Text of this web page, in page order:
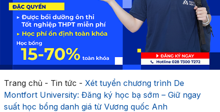
Trang chủ- Tin tức - Xét tuyển chương trình De
Montfort University: Đăng ký học bạ sớm – Giữ ngay
suất học bổng danh giá từ Vương quốc Anh